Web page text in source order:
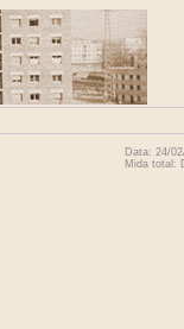
Data: 24/
Mida total: